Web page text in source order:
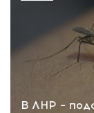
В ЛНР –